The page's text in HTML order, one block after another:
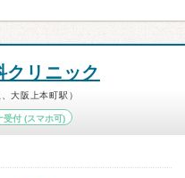
クリニック
大阪上本町駅）
受付 (スマホ可)